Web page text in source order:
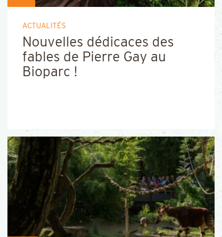
ACTUALITÉS
Nouvelles dédicaces des
fables de Pierre Gay au
Bioparc !